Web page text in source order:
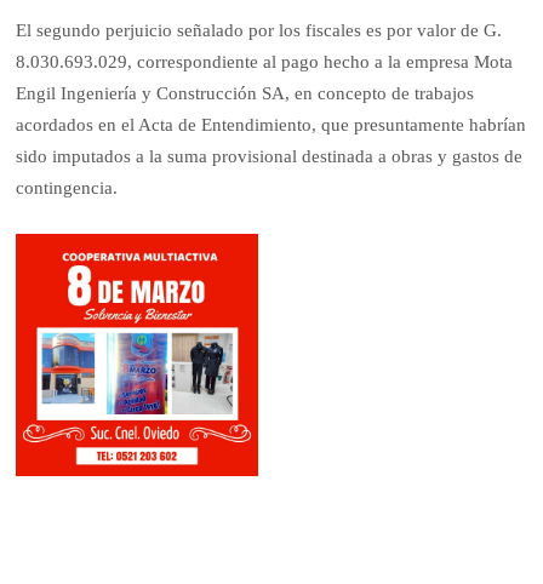
El segundo perjuicio señalado por los fiscales es por valor de G.
8.030.693.029, correspondiente al pago hecho a la empresa Mota
Engil Ingeniería y Construcción SA, en concepto de trabajos
acordados en el Acta de Entendimiento, que presuntamente habrían
sido imputados a la suma provisional destinada a obras y gastos de
contingencia.